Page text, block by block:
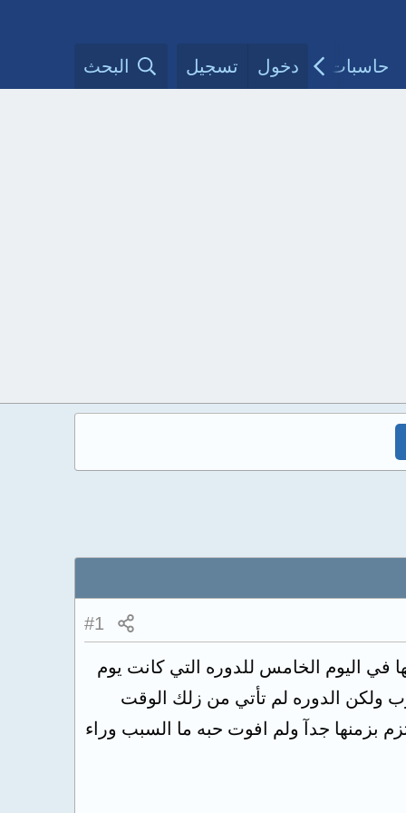
حاسبات طبية مقالات الأطباءدخول تسجيل البحث
#1
ال35 حبه وانا مرضع عمر طفلتي 6 اشهر تناولتها في اليوم الخامس للدوره التي كانت يوم
مرور 20 يومآ من بدء تناول الحبوب ولكن الدوره لم تأتي من زلك الوقت
بزمنها جدآ ولم افوت حبه ما السبب وراء